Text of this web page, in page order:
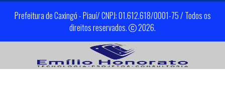
Prefeitura de Caxingó - Piauí/ CNPJ: 01.612.618/0001-75 / Todos os
direitos reservados.
2026.